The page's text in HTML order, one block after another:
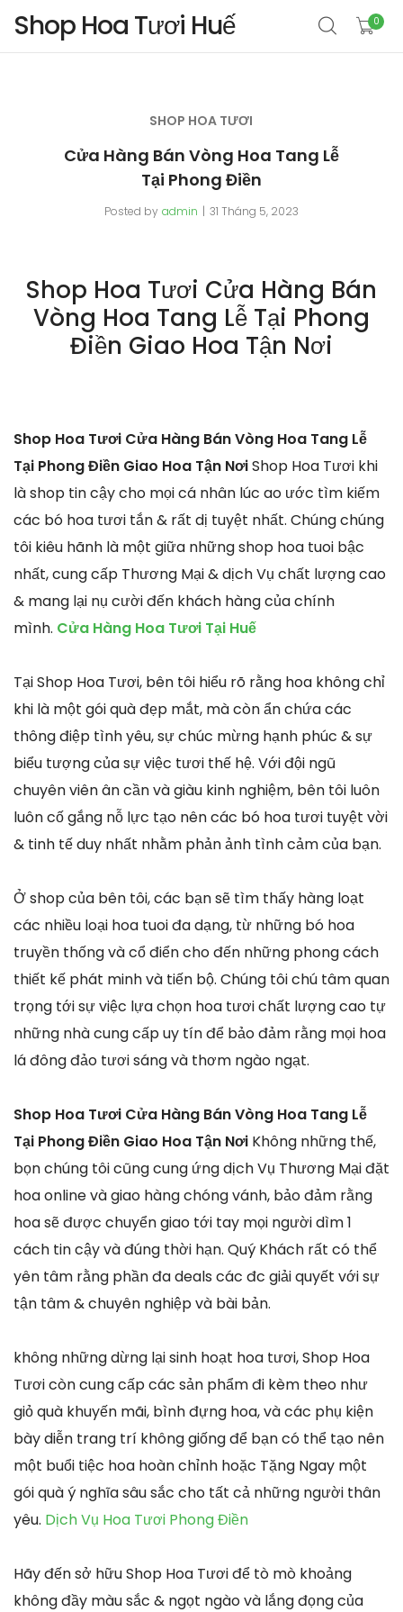
Shop Hoa Tươi Huế 0
SHOP HOA TƯƠI
Cửa Hàng Bán Vòng Hoa Tang Lễ
Tại Phong Điền
Posted by admin 31 Tháng 5, 2023
Shop Hoa Tươi Cửa Hàng Bán
Vòng Hoa Tang Lễ Tại Phong
Điền Giao Hoa Tận Nơi
Shop Hoa Tươi Cửa Hàng Bán Vòng Hoa Tang Lễ
Tại Phong Điền Giao Hoa Tận NơiShop Hoa Tươi khi
là shop tin cậy cho mọi cá nhân lúc ao ước tìm kiếm
các bó hoa tươi tắn & rất dị tuyệt nhất. Chúng chúng
tôi kiêu hãnh là một giữa những shop hoa tuoi bậc
nhất, cung cấp Thương Mại & dịch Vụ chất lượng cao
& mang lại nụ cười đến khách hàng của chính
mình. Cửa Hàng Hoa Tươi Tại Huế
Tại Shop Hoa Tươi, bên tôi hiểu rõ rằng hoa không chỉ
khi là một gói quà đẹp mắt, mà còn ẩn chứa các
thông điệp tình yêu, sự chúc mừng hạnh phúc & sự
biểu tượng của sự việc tươi thế hệ. Với đội ngũ
chuyên viên ân cần và giàu kinh nghiệm, bên tôi luôn
luôn cố gắng nỗ lực tạo nên các bó hoa tươi tuyệt vời
& tinh tế duy nhất nhằm phản ảnh tình cảm của bạn.
Ở shop của bên tôi, các bạn sẽ tìm thấy hàng loạt
các nhiều loại hoa tuoi đa dạng, từ những bó hoa
truyền thống và cổ điển cho đến những phong cách
thiết kế phát minh và tiến bộ. Chúng tôi chú tâm quan
trọng tới sự việc lựa chọn hoa tươi chất lượng cao tự
những nhà cung cấp uy tín để bảo đảm rằng mọi hoa
lá đông đảo tươi sáng và thơm ngào ngạt.
Shop Hoa Tươi Cửa Hàng Bán Vòng Hoa Tang Lễ
Tại Phong Điền Giao Hoa Tận Nơi Không những thế,
bọn chúng tôi cũng cung ứng dịch Vụ Thương Mại đặt
hoa online và giao hàng chóng vánh, bảo đảm rằng
hoa sẽ được chuyển giao tới tay mọi người dìm 1
cách tin cậy và đúng thời hạn. Quý Khách rất có thể
yên tâm rằng phần đa deals các đc giải quyết với sự
tận tâm & chuyên nghiệp và bài bản.
không những dừng lại sinh hoạt hoa tươi, Shop Hoa
Tươi còn cung cấp các sản phẩm đi kèm theo như
giỏ quà khuyến mãi, bình đựng hoa, và các phụ kiện
bày diễn trang trí không giống để bạn có thể tạo nên
một buổi tiệc hoa hoàn chỉnh hoặc Tặng Ngay một
gói quà ý nghĩa sâu sắc cho tất cả những người thân
yêu. Dịch Vụ Hoa Tươi Phong Điền
Hãy đến sở hữu Shop Hoa Tươi để tò mò khoảng
không đầy màu sắc & ngọt ngào và lắng đọng của